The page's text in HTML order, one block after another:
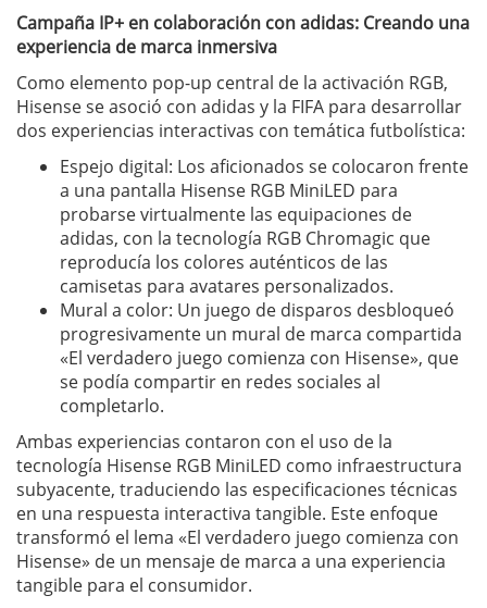
Campaña IP+ en colaboración con adidas: Creando una
experiencia de marca inmersiva
Como elemento pop-up central de la activación RGB,
Hisense se asoció con adidas y la FIFA para desarrollar
dos experiencias interactivas con temática futbolística:
Espejo digital: Los aficionados se colocaron frente
a una pantalla Hisense RGB MiniLED para
probarse virtualmente las equipaciones de
adidas, con la tecnología RGB Chromagic que
reproducía los colores auténticos de las
camisetas para avatares personalizados.
Mural a color: Un juego de disparos desbloqueó
progresivamente un mural de marca compartida
«El verdadero juego comienza con Hisense», que
se podía compartir en redes sociales al
completarlo.
Ambas experiencias contaron con el uso de la
tecnología Hisense RGB MiniLED como infraestructura
subyacente, traduciendo las especificaciones técnicas
en una respuesta interactiva tangible. Este enfoque
transformó el lema «El verdadero juego comienza con
Hisense» de un mensaje de marca a una experiencia
tangible para el consumidor.